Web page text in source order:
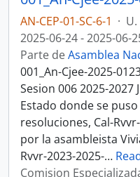
AN-CEP-01-SC-6-1 ·
2025-06-24 - 2025-06-
Parte deAsamblea
001_An-Cjee-2025-
Sesion 006 2025-
Estado donde se
resoluciones, Cal-
por la asambleista
Rvvr-2023-2025-…
Comision